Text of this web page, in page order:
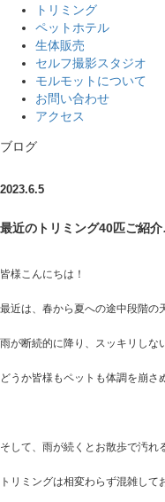
トリミング
ペットホテル
生体販売
セルフ撮影スタジオ
モルモットについて
お問い合わせ
アクセス
ブログ
2023.6.5
最近のトリミング40匹ご紹介
皆様こんにちは！
最近は、春から夏への途中段階の
雨が断続的に降り、スッキリしな
どうか皆様もペットも体調を崩さ
そして、雨が続くとお散歩で汚れ
トリミングは相変わらず混雑して